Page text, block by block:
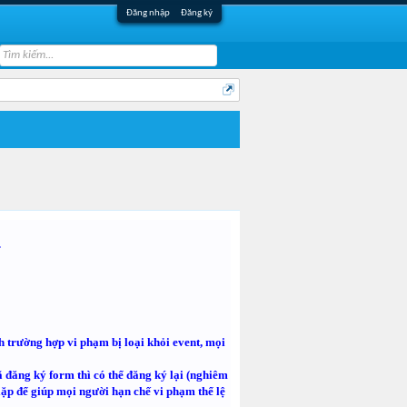
Đăng nhập Đăng ký
trường hợp vi phạm bị loại khỏi event, mọi
đăng ký form thì có thể đăng ký lại (nghiêm
để giúp mọi người hạn chế vi phạm thể lệ